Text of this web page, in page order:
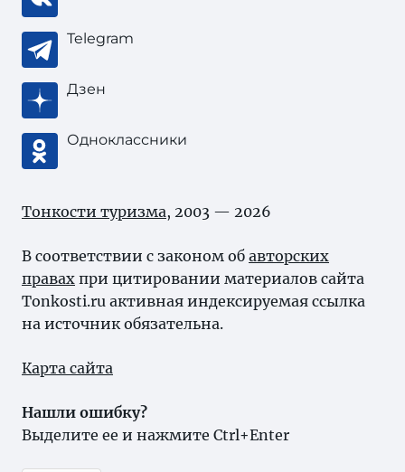
Telegram
Дзен
Одноклассники
Тонкости туризма, 2003 — 2026
В соответствии с законом об авторских
правах при цитировании материалов сайта
Tonkosti.ru активная индексируемая ссылка
на источник обязательна.
Карта сайта
Нашли ошибку?
Выделите ее и нажмите Ctrl+Enter